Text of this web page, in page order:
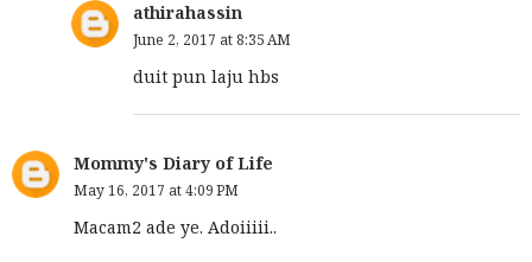
athirahassin
June 2, 2017 at 8:35 AM
duit pun laju hbs
Mommy's Diary of Life
May 16, 2017 at 4:09 PM
Macam2 ade ye. Adoiiiii..